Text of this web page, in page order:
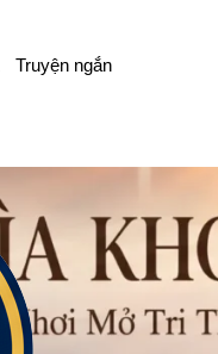
Truyện ngắn